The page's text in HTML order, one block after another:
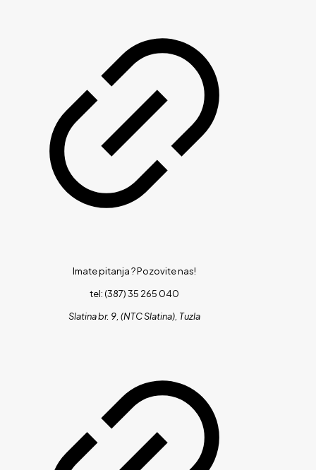
Imate pitanja ?Pozovite nas!
tel: (387) 35 265 040
Slatina br. 9, (NTC Slatina), Tuzla